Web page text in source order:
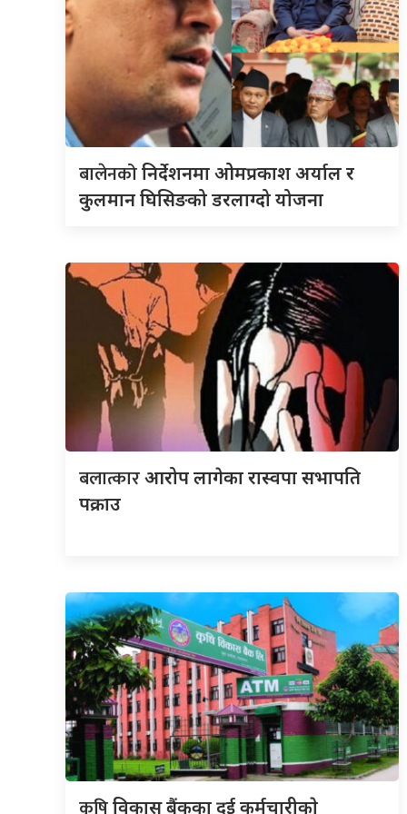
बालेनकोनिर्देशनमा ओमप्रकाश अर्याल र
कुलमान घिसिङको डरलाग्दो योजना
बलात्कारआरोप लागेका रास्वपा सभापति
पक्राउ
विकास बैंकका दुई कर्मचारीकाे